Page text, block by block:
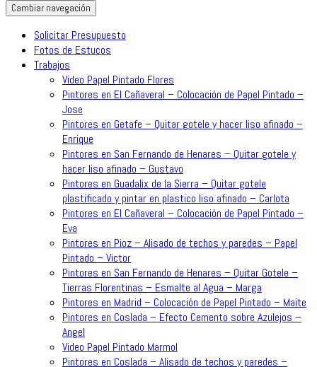
Cambiar navegación
Solicitar Presupuesto
Fotos de Estucos
Trabajos
Video Papel Pintado Flores
Pintores en El Cañaveral – Colocación de Papel Pintado –
Jose
Pintores en Getafe – Quitar gotele y hacer liso afinado –
Enrique
Pintores en San Fernando de Henares – Quitar gotele y
hacer liso afinado – Gustavo
Pintores en Guadalix de la Sierra – Quitar gotele
plastificado y pintar en plastico liso afinado – Carlota
Pintores en El Cañaveral – Colocación de Papel Pintado –
Eva
Pintores en Pioz – Alisado de techos y paredes – Papel
Pintado – Victor
Pintores en San Fernando de Henares – Quitar Gotele –
Tierras Florentinas – Esmalte al Agua – Marga
Pintores en Madrid – Colocación de Papel Pintado – Maite
Pintores en Coslada – Efecto Cemento sobre Azulejos –
Angel
Video Papel Pintado Marmol
Pintores en Coslada – Alisado de techos y paredes –